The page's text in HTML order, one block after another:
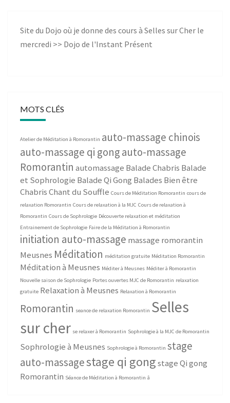
Site du Dojo où je donne des cours à Selles sur Cher le
mercredi >> Dojo de l'Instant Présent
MOTS CLÉS
Atelier de Méditation à Romorantin auto-massage chinois
auto-massage qi gongauto-massage
Romorantin automassage Balade Chabris Balade
et Sophrologie Balade Qi Gong Balades Bien être
ChabrisChant du Souffle Cours de Méditation Romorantin cours de
relaxation Romorantin Cours de relaxation à la MJC Cours de relaxation à
Romorantin Cours de Sophrologie Découverte relaxation et méditation
Entrainement de Sophrologie Faire de la Méditation à Romorantin
initiation auto-massage massage romorantin
Meusnes Méditation méditation gratuite Méditation Romorantin
Méditation à Meusnes Méditer à Meusnes Méditer à Romorantin
Nouvelle saison de Sophrologie Portes ouvertes MJC de Romorantin relaxation
gratuite Relaxation à Meusnes Relaxation à Romorantin
Romorantin seance de relaxation Romorantin Selles
sur cher se relaxer à Romorantin Sophrologie à la MJC de Romorantin
Sophrologie à Meusnes Sophrologie à Romorantin stage
auto-massagestage qi gongstage Qi gong
Romorantin Séance de Méditation à Romorantin â